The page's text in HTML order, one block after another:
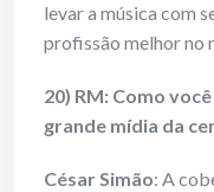
levar a música com
profissão melhor no
20) RM: Como
grande mídia da
César Simão: A